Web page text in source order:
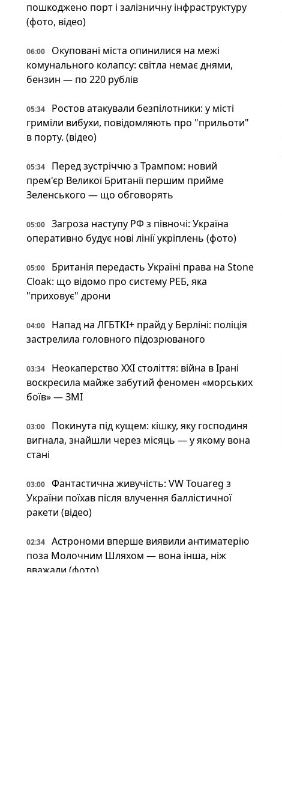
пошкоджено порт і залізничну інфраструктуру
(фото, відео)
06:00
Окуповані міста опинилися на межі
комунального колапсу: світла немає днями,
бензин — по 220 рублів
05:34
Ростов атакували безпілотники: у місті
гриміли вибухи, повідомляють про "прильоти"
в порту. (відео)
05:34
Перед зустріччю з Трампом: новий
прем'єр Великої Британії першим прийме
Зеленського — що обговорять
05:00
Загроза наступу РФ з півночі: Україна
оперативно будує нові лінії укріплень (фото)
05:00
Британія передасть Україні права на Stone
Cloak: що відомо про систему РЕБ, яка
"приховує" дрони
04:00
Напад на ЛГБТКІ+ прайд у Берліні: поліція
застрелила головного підозрюваного
03:34
Неокаперство XXI століття: війна в Ірані
воскресила майже забутий феномен «морських
боїв» — ЗМІ
03:00
Покинута під кущем: кішку, яку господиня
вигнала, знайшли через місяць — у якому вона
стані
03:00
Фантастична живучість: VW Touareg з
України поїхав після влучення баллістичної
ракети (відео)
02:34
Астрономи вперше виявили антиматерію
поза Молочним Шляхом — вона інша, ніж
вважали (фото)